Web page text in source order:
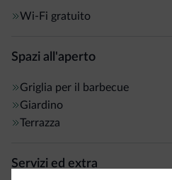
Wi-Fi gratuito
Spazi all'aperto
Griglia per il barbecue
Giardino
Terrazza
Servizi ed extra